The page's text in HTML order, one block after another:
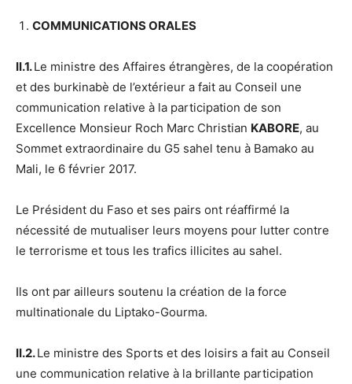
COMMUNICATIONS ORALES
II.1.Le ministre des Affaires étrangères, de la coopération
et des burkinabè de l’extérieur a fait au Conseil une
communication relative à la participation de son
Excellence Monsieur Roch Marc Christian KABORE, au
Sommet extraordinaire du G5 sahel tenu à Bamako au
Mali, le 6 février 2017.
Le Président du Faso et ses pairs ont réaffirmé la
nécessité de mutualiser leurs moyens pour lutter contre
le terrorisme et tous les trafics illicites au sahel.
Ils ont par ailleurs soutenu la création de la force
multinationale du Liptako-Gourma.
II.2.Le ministre des Sports et des loisirs a fait au Conseil
une communication relative à la brillante participation